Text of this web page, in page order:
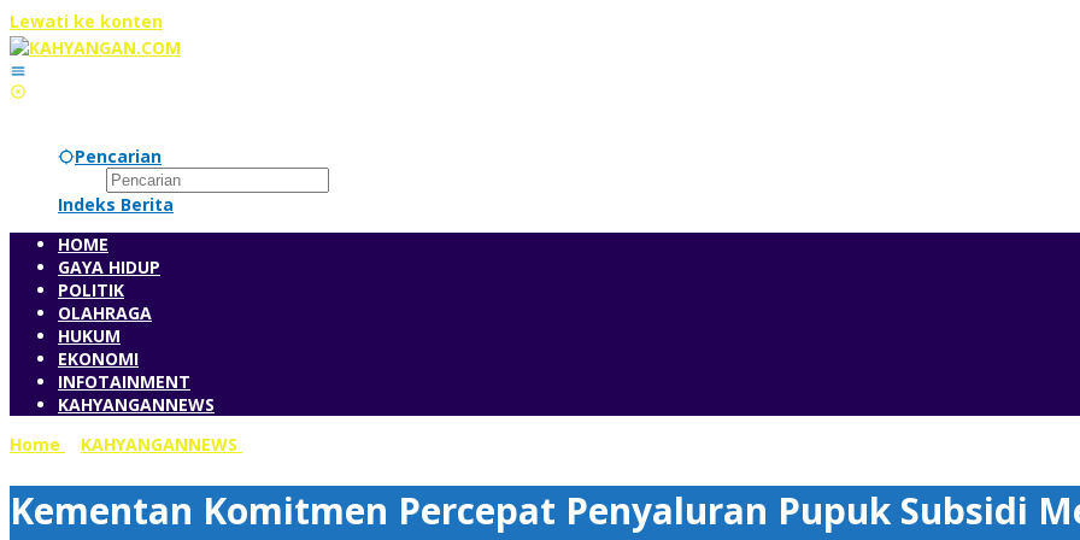
Lewati ke konten
Pencarian
Indeks Berita
HOME
GAYA HIDUP
POLITIK
OLAHRAGA
HUKUM
EKONOMI
INFOTAINMENT
KAHYANGANNEWS
Home
KAHYANGANNEWS
Kementan Komitmen Percepat Penyaluran Pupuk Subsidi